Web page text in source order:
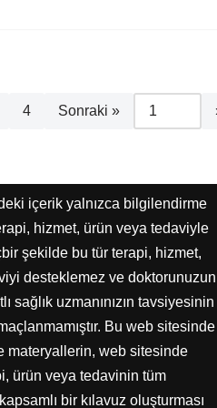
4 Sonraki »
içerik yalnızca bilgilendirme
hizmet, ürün veya tedaviyle
şekilde bu tür terapi, hizmet,
desteklemez ve doktorunuzun
sağlık uzmanınızın tavsiyesinin
Bu web sitesinde
materyallerin, web sitesinde
ürün veya tedavinin tüm
bir kılavuz oluşturması